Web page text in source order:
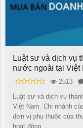
Luật sư và dịch vụ
nước ngoài tại Việt
2513
Luật sư và dịch vụ
Việt Nam. Chi nhánh
đơn vị phụ thuộc của
hoạt động ...